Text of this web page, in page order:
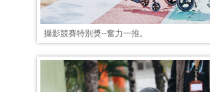
攝影競賽特別獎--奮力一推。